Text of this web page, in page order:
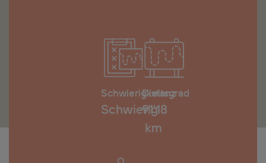
Schwierigkeitsgrad
Schwierig
Distanz
91'18
km